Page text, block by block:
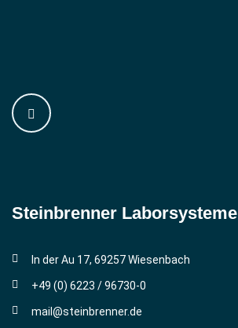
Steinbrenner ­Laborsysteme
In der Au 17, 69257 Wiesenbach
+49 (0) 6223 / 96730-0
mail@steinbrenner.de